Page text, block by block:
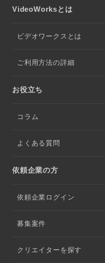
VideoWorksとは
ビデオワークスとは
ご利用方法の詳細
お役立ち
コラム
よくある質問
依頼企業の方
依頼企業ログイン
募集案件
クリエイターを探す